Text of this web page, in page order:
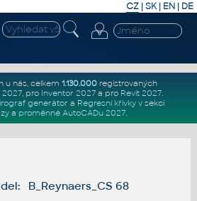
CZ | SK| EN | DE
u nás, celkem 1.130.000registrovaných
2027, pro Inventor 2027a pro Revit 2027.
generátor a Regresní křivkyv sekci
a proměnné AutoCADu 2027.
B_Reynaers_CS 68